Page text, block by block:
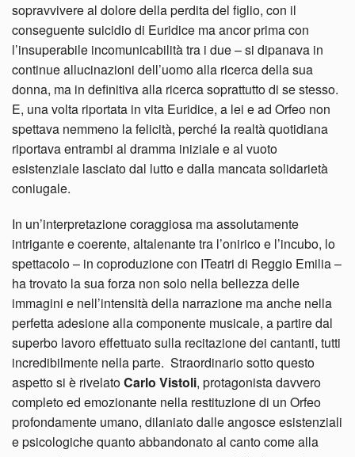
sopravvivere al dolore della perdita del figlio, con il
conseguente suicidio di Euridice ma ancor prima con
l’insuperabile incomunicabilità tra i due – si dipanava in
continue allucinazioni dell’uomo alla ricerca della sua
donna, ma in definitiva alla ricerca soprattutto di se stesso.
E, una volta riportata in vita Euridice, a lei e ad Orfeo non
spettava nemmeno la felicità, perché la realtà quotidiana
riportava entrambi al dramma iniziale e al vuoto
esistenziale lasciato dal lutto e dalla mancata solidarietà
coniugale.
In un’interpretazione coraggiosa ma assolutamente
intrigante e coerente, altalenante tra l’onirico e l’incubo, lo
spettacolo – in coproduzione con ITeatri di Reggio Emilia –
ha trovato la sua forza non solo nella bellezza delle
immagini e nell’intensità della narrazione ma anche nella
perfetta adesione alla componente musicale, a partire dal
superbo lavoro effettuato sulla recitazione dei cantanti, tutti
incredibilmente nella parte. Straordinario sotto questo
aspetto si è rivelatoCarlo Vistoli, protagonista davvero
completo ed emozionante nella restituzione di un Orfeo
profondamente umano, dilaniato dalle angosce esistenziali
e psicologiche quanto abbandonato al canto come alla